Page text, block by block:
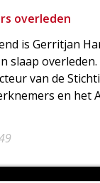
overleden
is Gerritjan
slaap
van de
en het